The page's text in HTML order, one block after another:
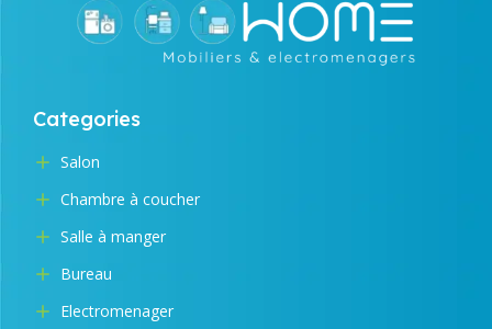
Categories
Salon
Chambre à coucher
Salle à manger
Bureau
Electromenager